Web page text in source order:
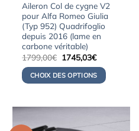
Aileron Col de cygne V2
pour Alfa Romeo Giulia
(Typ 952) Quadrifoglio
depuis 2016 (lame en
carbone véritable)
1799,00€ Le
initial
était :
1745,03€Le
actuel
est :
CHOIX DES OPTIONS